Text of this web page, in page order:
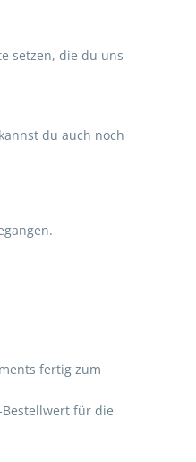
setzen, die du uns
du auch noch
fertig zum
für die